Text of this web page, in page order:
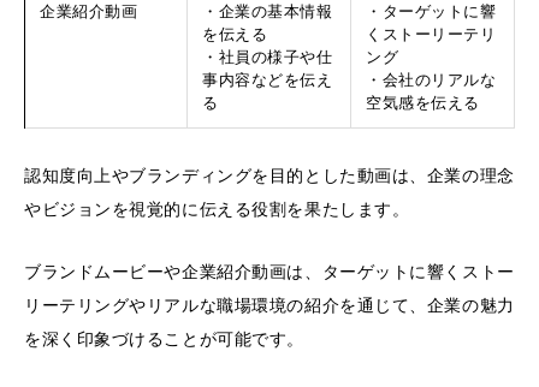
企業紹介動画
・企業の基本情報
を伝える
・社員の様子や仕
事内容などを伝え
る
・ターゲットに響
くストーリーテリ
ング
・会社のリアルな
空気感を伝える
認知度向上やブランディングを目的とした動画は、企業の理念
やビジョンを視覚的に伝える役割を果たします。
ブランドムービーや企業紹介動画は、ターゲットに響くストー
リーテリングやリアルな職場環境の紹介を通じて、企業の魅力
を深く印象づけることが可能です。